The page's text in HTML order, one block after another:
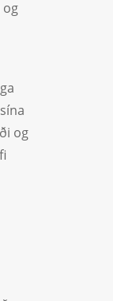
og
og